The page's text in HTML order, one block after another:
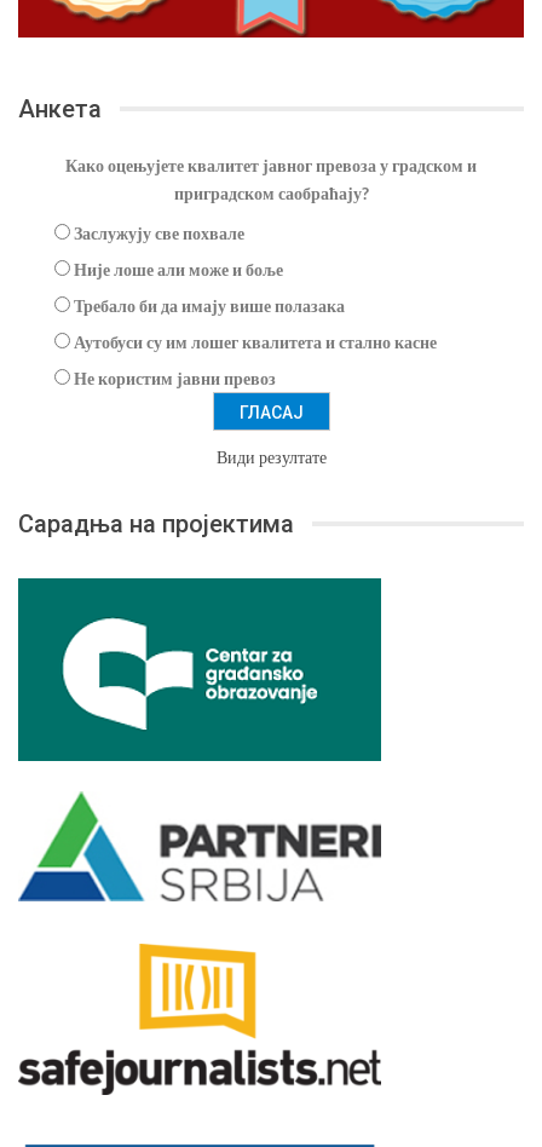
Анкета
Како оцењујете квалитет јавног превоза у градском и
приградском саобраћају?
Заслужују све похвале
Није лоше али може и боље
Требало би да имају више полазака
Аутобуси су им лошег квалитета и стално касне
Не користим јавни превоз
Види резултате
Сарадња на пројектима